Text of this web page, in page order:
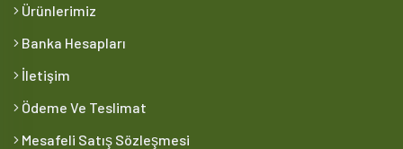
Ürünlerimiz
Banka Hesapları
İletişim
Ödeme Ve Teslimat
Mesafeli Satış Sözleşmesi